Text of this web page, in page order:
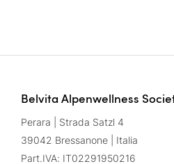
Belvita Alpenwellness
Perara | Strada Satzl 4
39042 Bressanone | Italia
Part.IVA: IT02291950216